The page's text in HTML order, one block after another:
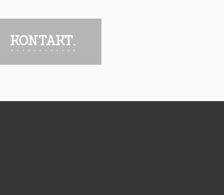
KONTAKT.